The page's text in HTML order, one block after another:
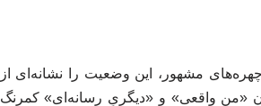
مشهور، این وضعیت را نشانه‌ای از
«منِ واقعی» و «دیگریِ رسانه‌ای» کمرنگ